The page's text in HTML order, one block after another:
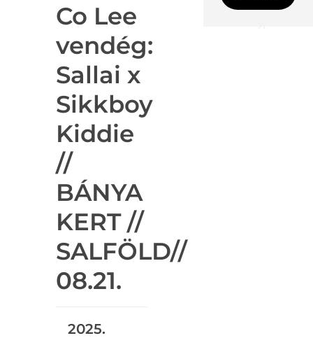
Co Lee
vendég:
Sallai x
Sikkboy
Kiddie
//
BÁNYA
KERT //
SALFÖLD//
08.21.
2025.